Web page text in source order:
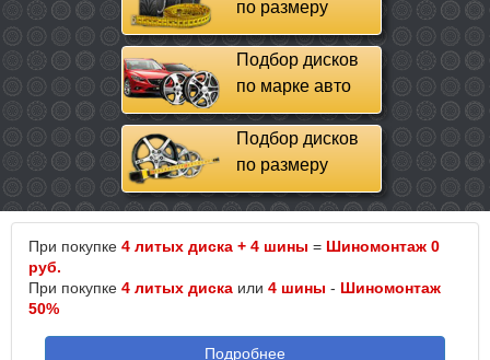
по размеру
Подбор дисков
по марке авто
Подбор дисков
по размеру
При покупке 4 литых диска + 4 шины = Шиномонтаж 0
руб.
При покупке 4 литых диска или 4 шины - Шиномонтаж
50%
Подробнее